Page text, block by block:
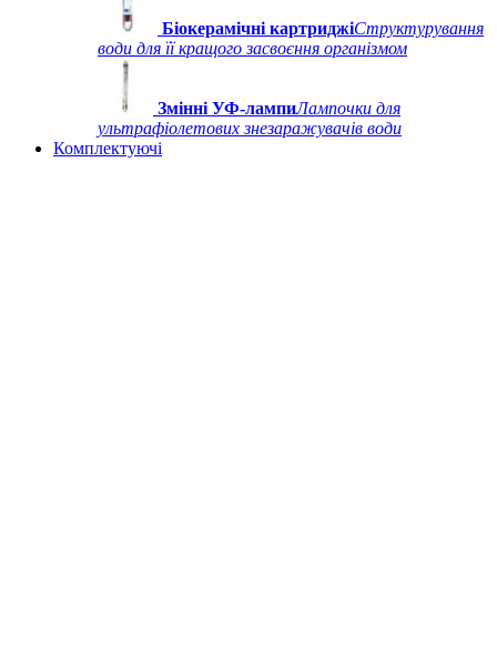
Біокерамічні картриджіСтруктурування
води для її кращого засвоєння організмом
Змінні УФ-лампиЛампочки для
ультрафіолетових знезаражувачів води
Комплектуючі